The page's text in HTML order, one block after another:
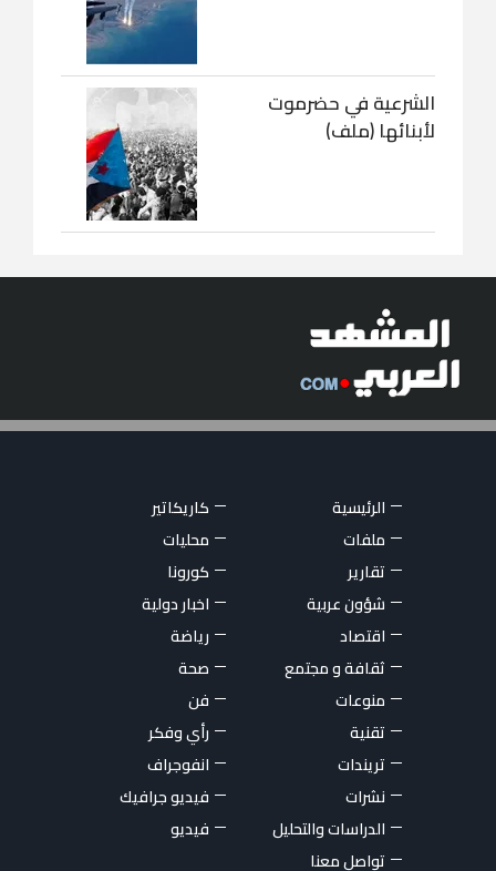
الشرعية في حضرموت
لأبنائها (ملف)
الرئيسية
كاريكاتير
ملفات
محليات
تقارير
كورونا
شؤون عربية
اخبار دولية
اقتصاد
رياضة
ثقافة و مجتمع
صحة
منوعات
فن
تقنية
رأي وفكر
تريندات
انفوجراف
نشرات
فيديو جرافيك
الدراسات والتحليل
فيديو
تواصل معنا